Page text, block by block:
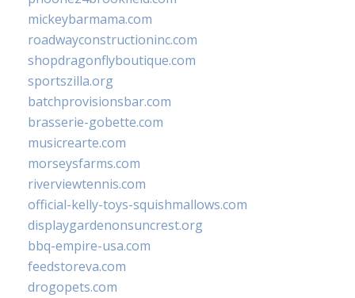
mickeybarmama.com
roadwayconstructioninc.com
shopdragonflyboutique.com
sportszilla.org
batchprovisionsbar.com
brasserie-gobette.com
musicrearte.com
morseysfarms.com
riverviewtennis.com
official-kelly-toys-squishmallows.com
displaygardenonsuncrest.org
bbq-empire-usa.com
feedstoreva.com
drogopets.com